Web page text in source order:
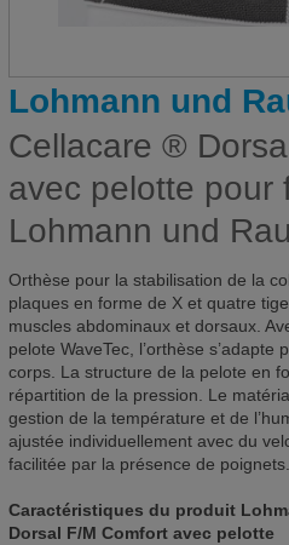
Lohmann und
Cellacare ®
avec pelotte pour
Lohmann und
Orthèse pour la stabilisation de la
plaques en forme de X et quatre
muscles abdominaux et dorsaux.
pelote WaveTec, l’orthèse
corps. La structure de la pelote en
répartition de la pression. Le
gestion de la température et de
ajustée individuellement avec du
facilitée par la présence de poignets.
Caractéristiques du produit
Dorsal F/M Comfort avec pelotte